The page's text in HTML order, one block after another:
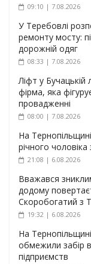
09:10 | 7.08.2026
У Теребовлі
ремонту мосту:
дорожній одяг
08:33 | 7.08.2026
Ліфт у Бучацькій
фірма, яка
провадженні
08:00 | 7.08.2026
На
річного
21:08 | 6.08.2026
Вважався
додому
Скоробогатий з
19:32 | 6.08.2026
На
обмежили забір
підприємств